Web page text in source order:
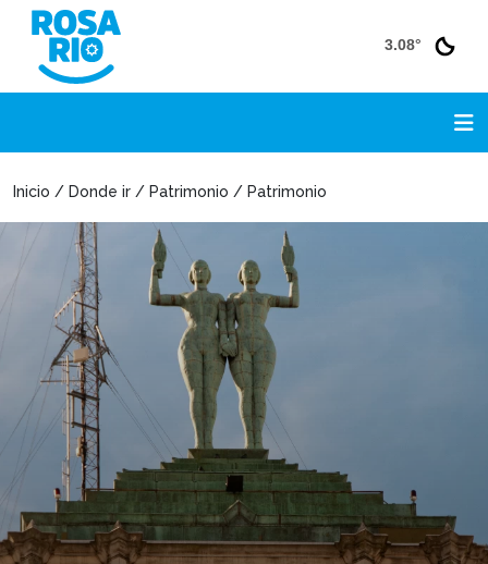
3.08°
Inicio / Donde ir / Patrimonio / Patrimonio